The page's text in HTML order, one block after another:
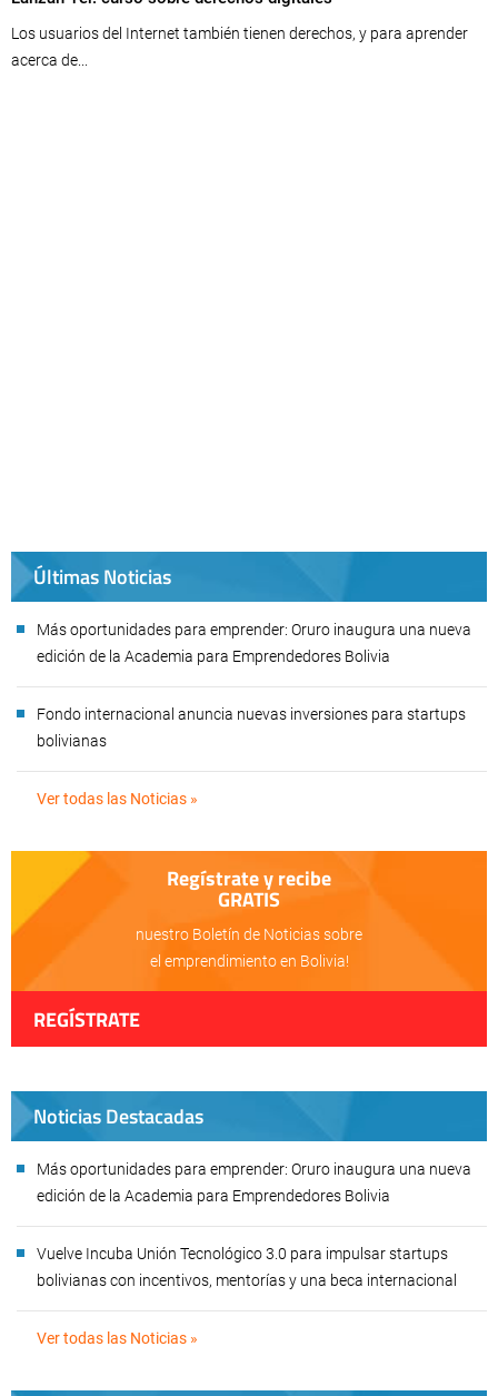
Los usuarios del Internet también tienen derechos, y para aprender
acerca de...
Últimas Noticias
Más oportunidades para emprender: Oruro inaugura una nueva
edición de la Academia para Emprendedores Bolivia
Fondo internacional anuncia nuevas inversiones para startups
bolivianas
Ver todas las Noticias »
Regístrate y recibe
GRATIS
nuestro Boletín de Noticias sobre
el emprendimiento en Bolivia!
REGÍSTRATE
Noticias Destacadas
Más oportunidades para emprender: Oruro inaugura una nueva
edición de la Academia para Emprendedores Bolivia
Vuelve Incuba Unión Tecnológico 3.0 para impulsar startups
bolivianas con incentivos, mentorías y una beca internacional
Ver todas las Noticias »